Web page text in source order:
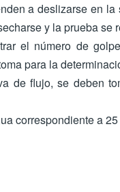
a deslizarse en
y la prueba se
el número de
para la
de flujo, se deben
correspondiente a